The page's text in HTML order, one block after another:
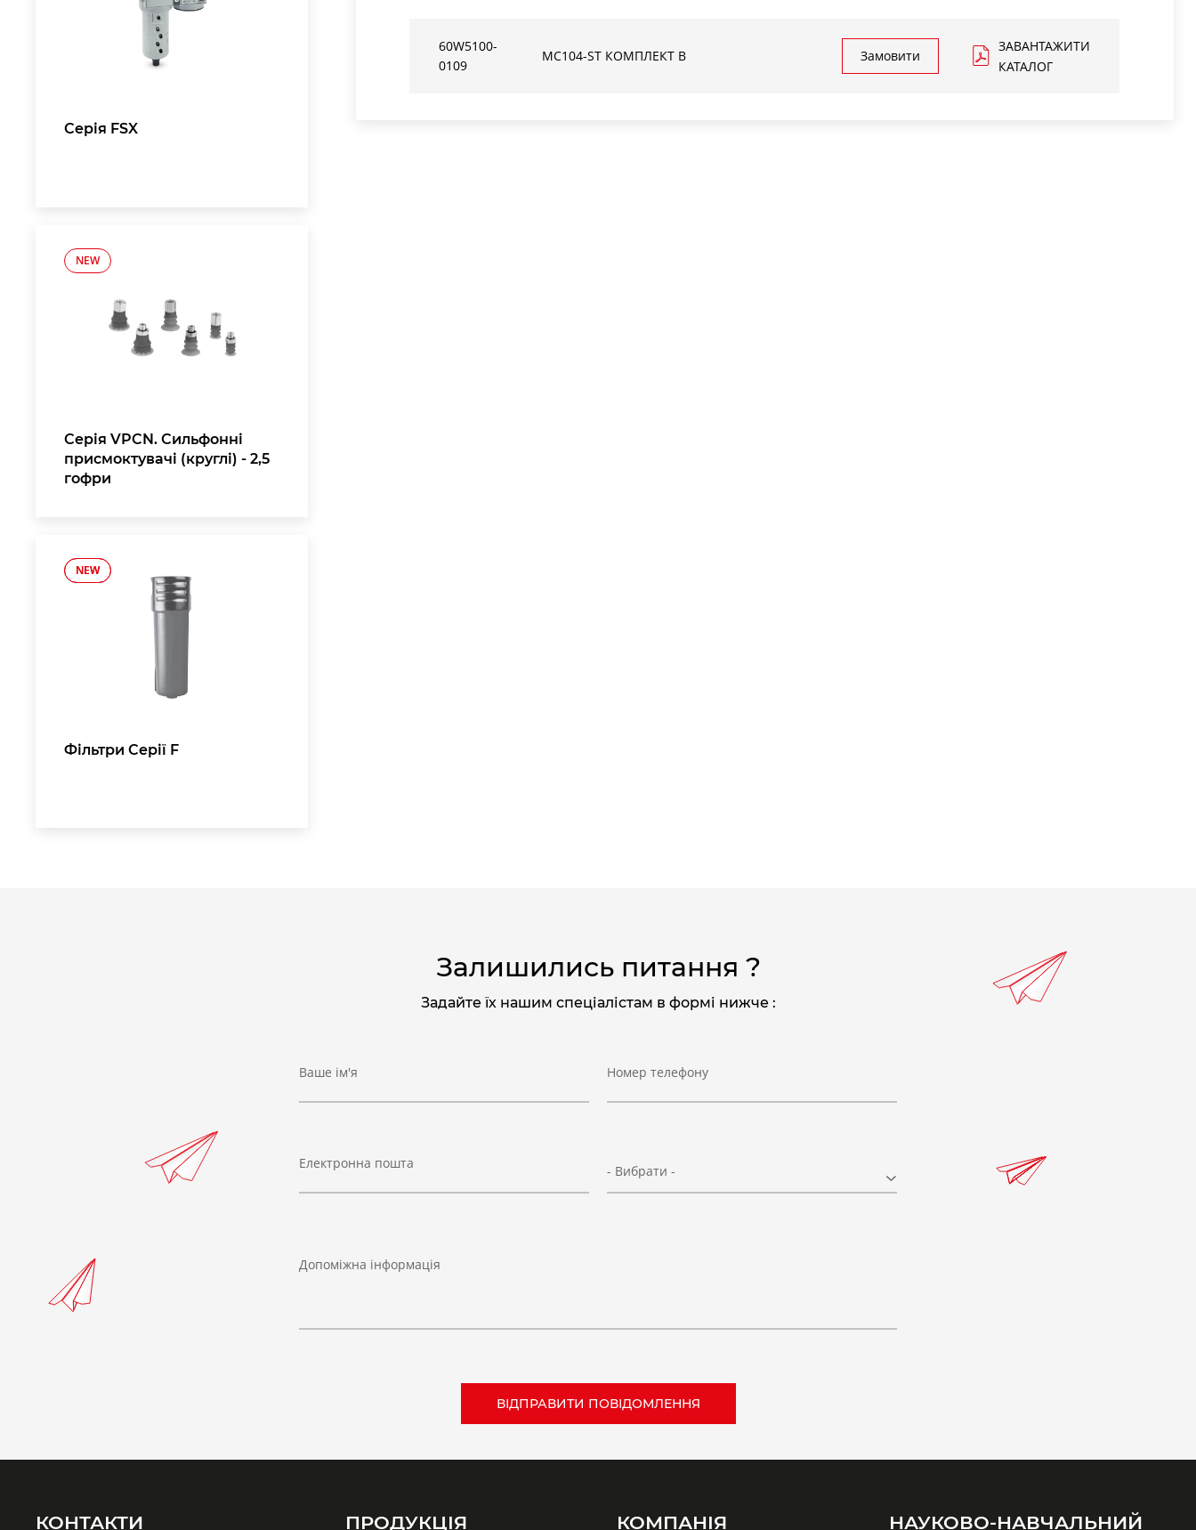
Серія FSX
NEW
Серія VPCN. Сильфонні
присмоктувачі (круглі) - 2,5
гофри
NEW
NEW
Фільтри Серії F
60W5100-
0109
MC104-ST КОМПЛЕКТ В Замовити
ЗАВАНТАЖИТИ
КАТАЛОГ
Залишились питання ?
Задайте їх нашим спеціалістам в формі нижче :
Ваше ім'я Номер телефону
Електронна пошта - Вибрати -
Допоміжна інформація
КОНТАКТИ ПРОДУКЦІЯ КОМПАНІЯ НАУКОВО-НАВЧАЛЬНИЙ